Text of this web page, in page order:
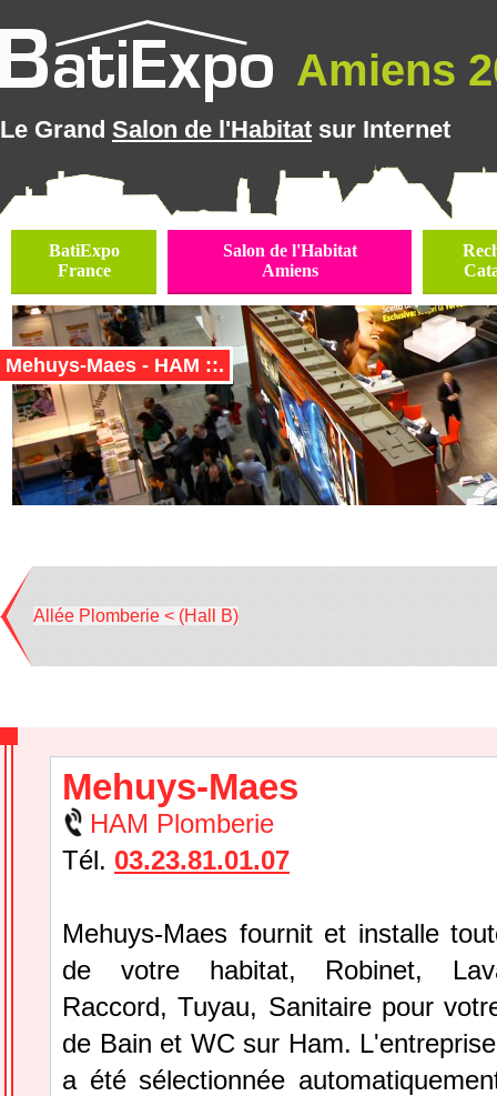
Amiens
Le Grand Salon de l'Habitat sur Internet
BatiExpo
France
Salon de l'Habitat
Amiens
Mehuys-Maes - HAM ::.
Allée Plomberie < (Hall B)
Mehuys-Maes
HAM Plomberie
Tél. 03.23.81.01.07
Mehuys-Maes fournit et installe
de votre habitat, Robinet,
Raccord, Tuyau, Sanitaire pour
de Bain et WC sur Ham.
a été sélectionnée